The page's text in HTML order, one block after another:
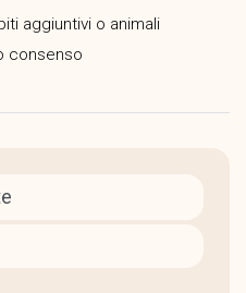
aggiuntivi o animali
consenso